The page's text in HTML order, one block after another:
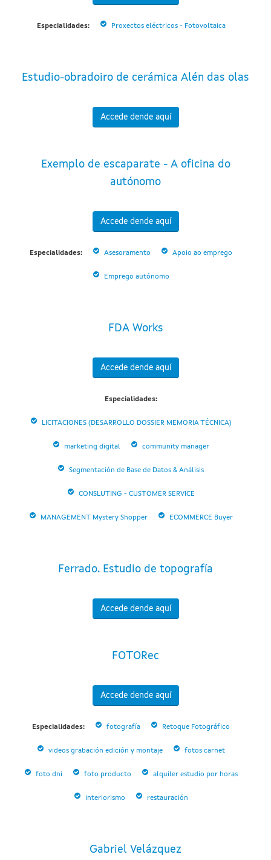
Especialidades: Proxectos eléctricos - Fotovoltaica
Estudio-obradoiro de cerámica Alén das olas
Accede dende aquí
Exemplo de escaparate - A oficina do
autónomo
Accede dende aquí
Especialidades: Asesoramento Apoio ao emprego
Emprego autónomo
FDA Works
Accede dende aquí
Especialidades:
LICITACIONES (DESARROLLO DOSSIER MEMORIA TÉCNICA)
marketing digital community manager
Segmentación de Base de Datos & Análisis
CONSLUTING - CUSTOMER SERVICE
MANAGEMENT Mystery Shopper ECOMMERCE Buyer
Ferrado. Estudio de topografía
Accede dende aquí
FOTORec
Accede dende aquí
Especialidades: fotografía Retoque Fotográfico
videos grabación edición y montaje fotos carnet
foto dni foto producto alquiler estudio por horas
interiorismo restauración
Gabriel Velázquez